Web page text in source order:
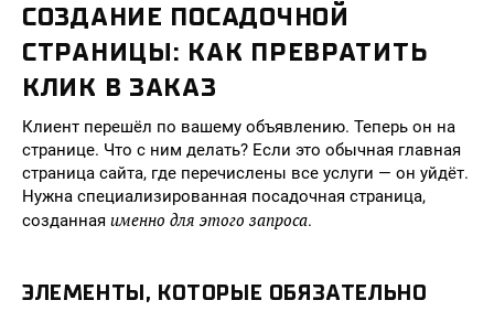
СОЗДАНИЕ ПОСАДОЧНОЙ
СТРАНИЦЫ: КАК ПРЕВРАТИТЬ
КЛИК В ЗАКАЗ
Клиент перешёл по вашему объявлению. Теперь он на
странице. Что с ним делать? Если это обычная главная
страница сайта, где перечислены все услуги — он уйдёт.
Нужна специализированная посадочная страница,
созданная именно для этого запроса.
ЭЛЕМЕНТЫ, КОТОРЫЕ ОБЯЗАТЕЛЬНО